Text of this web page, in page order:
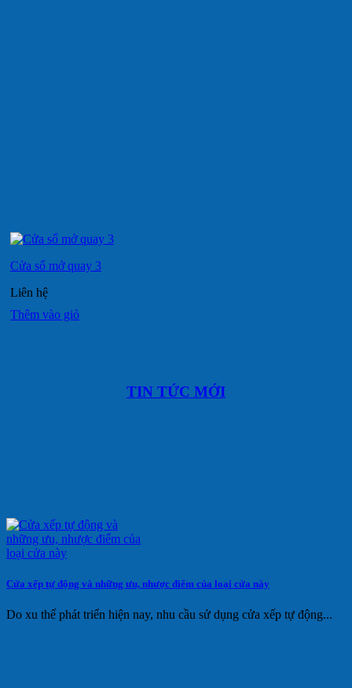
Cửa sổ mở quay 3
Liên hệ
Thêm vào giỏ
TIN TỨC MỚI
Cửa xếp tự động và những ưu, nhược điểm của loại cửa này
Do xu thế phát triển hiện nay, nhu cầu sử dụng cửa xếp tự động...